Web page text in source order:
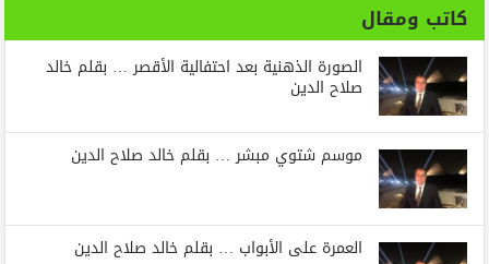
كاتب ومقال
الصورة الذهنية بعد احتفالية الأقصر … بقلم خالد
صلاح الدين
موسم شتوي مبشر … بقلم خالد صلاح الدين
العمرة على الأبواب … بقلم خالد صلاح الدين